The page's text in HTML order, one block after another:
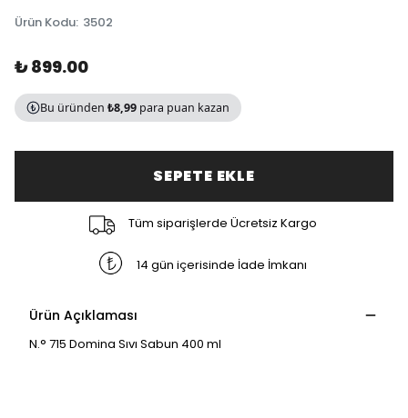
Ürün Kodu: 3502
₺ 899.00
Bu üründen ₺8,99 para puan kazan
SEPETE EKLE
Tüm siparişlerde Ücretsiz Kargo
14 gün içerisinde İade İmkanı
Ürün Açıklaması
N.° 715 Domina Sıvı Sabun 400 ml